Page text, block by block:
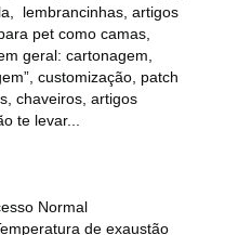
lembrancinhas, artigos
pet como camas,
geral: cartonagem,
customização, patch
chaveiros, artigos
te levar...
Normal
de exaustão